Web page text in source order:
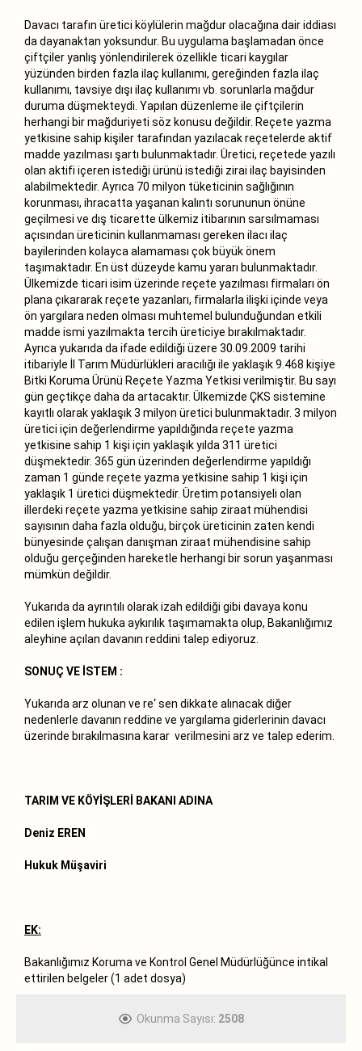
Davacı tarafın üretici köylülerin mağdur olacağına dair iddiası
da dayanaktan yoksundur. Bu uygulama başlamadan önce
çiftçiler yanlış yönlendirilerek özellikle ticari kaygılar
yüzünden birden fazla ilaç kullanımı, gereğinden fazla ilaç
kullanımı, tavsiye dışı ilaç kullanımı vb. sorunlarla mağdur
duruma düşmekteydi. Yapılan düzenleme ile çiftçilerin
herhangi bir mağduriyeti söz konusu değildir. Reçete yazma
yetkisine sahip kişiler tarafından yazılacak reçetelerde aktif
madde yazılması şartı bulunmaktadır. Üretici, reçetede yazılı
olan aktifi içeren istediği ürünü istediği zirai ilaç bayisinden
alabilmektedir. Ayrıca 70 milyon tüketicinin sağlığının
korunması, ihracatta yaşanan kalıntı sorununun önüne
geçilmesi ve dış ticarette ülkemiz itibarının sarsılmaması
açısından üreticinin kullanmaması gereken ilacı ilaç
bayilerinden kolayca alamaması çok büyük önem
taşımaktadır. En üst düzeyde kamu yararı bulunmaktadır.
Ülkemizde ticari isim üzerinde reçete yazılması firmaları ön
plana çıkararak reçete yazanları, firmalarla ilişki içinde veya
ön yargılara neden olması muhtemel bulunduğundan etkili
madde ismi yazılmakta tercih üreticiye bırakılmaktadır.
Ayrıca yukarıda da ifade edildiği üzere 30.09.2009 tarihi
itibariyle İl Tarım Müdürlükleri aracılığı ile yaklaşık 9.468 kişiye
Bitki Koruma Ürünü Reçete Yazma Yetkisi verilmiştir. Bu sayı
gün geçtikçe daha da artacaktır. Ülkemizde ÇKS sistemine
kayıtlı olarak yaklaşık 3 milyon üretici bulunmaktadır. 3 milyon
üretici için değerlendirme yapıldığında reçete yazma
yetkisine sahip 1 kişi için yaklaşık yılda 311 üretici
düşmektedir. 365 gün üzerinden değerlendirme yapıldığı
zaman 1 günde reçete yazma yetkisine sahip 1 kişi için
yaklaşık 1 üretici düşmektedir. Üretim potansiyeli olan
illerdeki reçete yazma yetkisine sahip ziraat mühendisi
sayısının daha fazla olduğu, birçok üreticinin zaten kendi
bünyesinde çalışan danışman ziraat mühendisine sahip
olduğu gerçeğinden hareketle herhangi bir sorun yaşanması
mümkün değildir.
Yukarıda da ayrıntılı olarak izah edildiği gibi davaya konu
edilen işlem hukuka aykırılık taşımamakta olup, Bakanlığımız
aleyhine açılan davanın reddini talep ediyoruz.
SONUÇ VE İSTEM :
Yukarıda arz olunan ve re‘ sen dikkate alınacak diğer
nedenlerle davanın reddine ve yargılama giderlerinin davacı
üzerinde bırakılmasına karar verilmesini arz ve talep ederim.
TARIM VE KÖYİŞLERİ BAKANI ADINA
Deniz EREN
Hukuk Müşaviri
EK:
Bakanlığımız Koruma ve Kontrol Genel Müdürlüğünce intikal
ettirilen belgeler (1 adet dosya)
Okunma Sayısı: 2508